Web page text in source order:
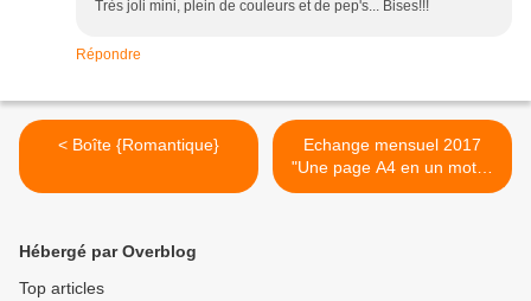
Très joli mini, plein de couleurs et de pep's... Bises!!!
Répondre
< Boîte {Romantique}
Echange mensuel 2017
"Une page A4 en un mot" -
Page de couverture >
Hébergé par Overblog
Top articles